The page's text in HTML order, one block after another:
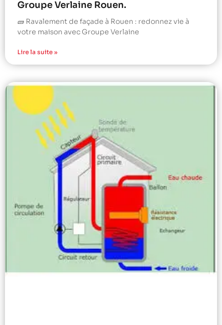
Groupe Verlaine Rouen.
🧱 Ravalement de façade à Rouen : redonnez vie à
votre maison avec Groupe Verlaine
Lire la suite »